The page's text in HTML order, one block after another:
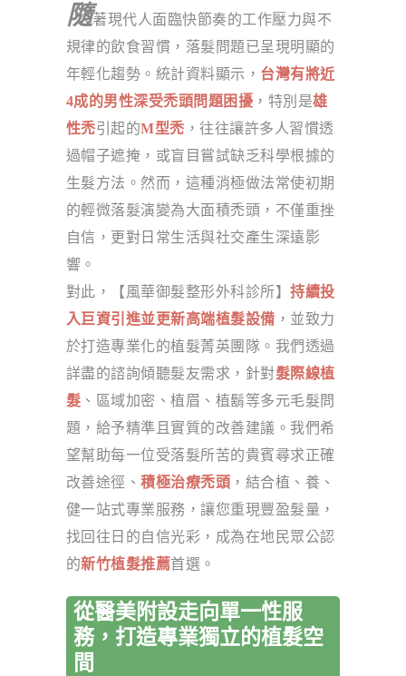
隨著現代人面臨快節奏的工作壓力與不
規律的飲食習慣，落髮問題已呈現明顯的
年輕化趨勢。統計資料顯示， 台灣有將近
4成的男性深受禿頭問題困擾 ，特別是雄
性禿引起的M型禿 ，往往讓許多人習慣透
過帽子遮掩，或盲目嘗試缺乏科學根據的
生髮方法。然而，這種消極做法常使初期
的輕微落髮演變為大面積禿頭，不僅重挫
自信，更對日常生活與社交產生深遠影
響。
對此，【風華御髮整形外科診所】持續投
入巨資引進並更新高端植髮設備 ，並致力
於打造專業化的植髮菁英團隊。我們透過
詳盡的諮詢傾聽髮友需求，針對髮際線植
髮 、區域加密、植眉、植鬍等多元毛髮問
題，給予精準且實質的改善建議。我們希
望幫助每一位受落髮所苦的貴賓尋求正確
改善途徑、積極治療禿頭 ，結合植、養、
健一站式專業服務，讓您重現豐盈髮量，
找回往日的自信光彩，成為在地民眾公認
的新竹植髮推薦首選。
從醫美附設走向單一性服
務，打造專業獨立的植髮空
間